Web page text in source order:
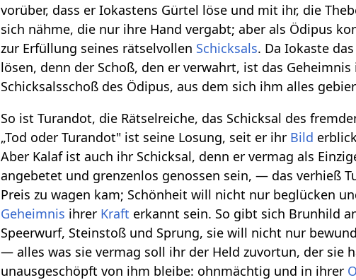
vorüber, dass er Iokastens Gürtel löse und mit ihr, die
sich nähme, die nur ihre Hand vergabt; aber als Ödipus
zur Erfüllung seines rätselvollen Schicksals. Da Iokaste
lösen, denn der Schoß, den er verwahrt, ist das
Schicksalsschoß des Ödipus, aus dem sich ihm alles
So ist Turandot, die Rätselreiche, das Schicksal des
„Tod oder Turandot" ist seine Losung, seit er ihr Bild
Aber Kalaf ist auch ihr Schicksal, denn er vermag als
angebetet und grenzenlos genossen sein, — das verhieß
Preis zu wagen kam; Schönheit will nicht nur beglücken
Geheimnis ihrer Kraft erkannt sein. So gibt sich Brunhild
Speerwurf, Steinstoß und Sprung, sie will nicht nur
— alles was sie vermag soll ihr der Held zuvortun, der sie
unausgeschöpft von ihm bleibe: ohnmächtig und in ihrer